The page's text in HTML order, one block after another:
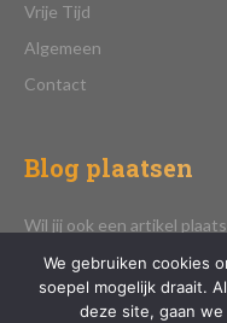
Vrije Tijd
Algemeen
Contact
Blog plaatsen
Wil jij ook een artikel
CONTACT
We gebruiken cookies
soepel mogelijk draait.
deze site, gaan